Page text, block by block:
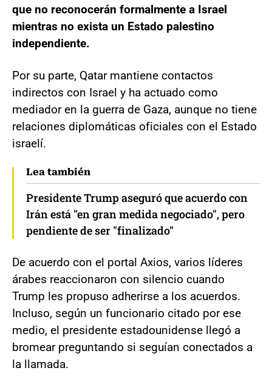
que no reconocerán formalmente a Israel
mientras no exista un Estado palestino
independiente.
Por su parte, Qatar mantiene contactos
indirectos con Israel y ha actuado como
mediador en la guerra de Gaza, aunque no tiene
relaciones diplomáticas oficiales con el Estado
israelí.
Lea también
Presidente Trump aseguró que acuerdo con
Irán está "en gran medida negociado", pero
pendiente de ser "finalizado"
De acuerdo con el portal Axios, varios líderes
árabes reaccionaron con silencio cuando
Trump les propuso adherirse a los acuerdos.
Incluso, según un funcionario citado por ese
medio, el presidente estadounidense llegó a
bromear preguntando si seguían conectados a
la llamada.